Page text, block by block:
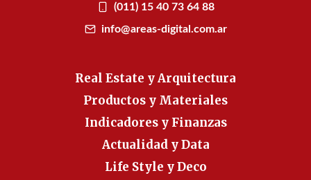
(011) 15 40 73 64 88
info@areas-digital.com.ar
Real Estate y Arquitectura
Productos y Materiales
Indicadores y Finanzas
Actualidad y Data
Life Style y Deco